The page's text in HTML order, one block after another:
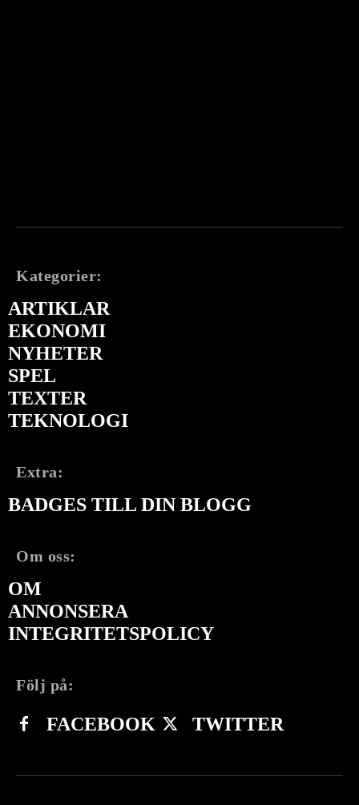
Kategorier:
ARTIKLAR
EKONOMI
NYHETER
SPEL
TEXTER
TEKNOLOGI
Extra:
BADGES TILL DIN BLOGG
Om oss:
OM
ANNONSERA
INTEGRITETSPOLICY
Följ på:
FACEBOOK TWITTER